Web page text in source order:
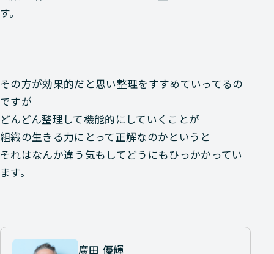
す。
その方が効果的だと思い整理をすすめていってるの
ですが
どんどん整理して機能的にしていくことが
組織の生きる力にとって正解なのかというと
それはなんか違う気もしてどうにもひっかかってい
ます。
廣田 優輝